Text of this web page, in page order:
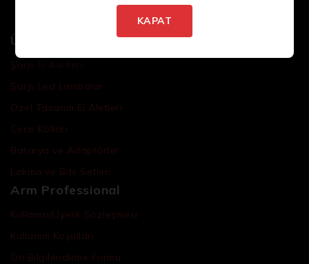
Ürünler
Şarjlı El Aletleri
Şarjlı Led Lambalar
Özel Tasarım El Aletleri
Cırcır Kolları
Batarya ve Adaptörler
Lokma ve Bits Setleri
Arm Professional
Kullanıcı/Üyelik Sözleşmesi
Kullanım Koşulları
Ön Bilgilendirme Formu
KAPAT